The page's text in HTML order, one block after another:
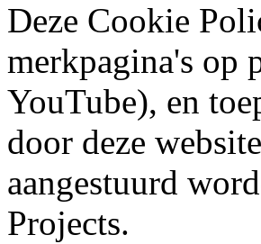
Deze Cookie
merkpagina's op
YouTube), en
door deze
aangestuurd
Projects.